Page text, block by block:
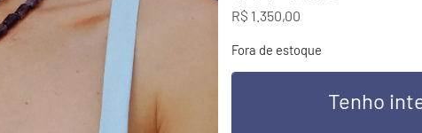
R$ 1.350,00
Fora de estoque
Tenho